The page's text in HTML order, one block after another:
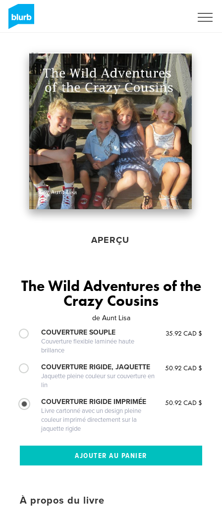
APERÇU
The Wild Adventures of the
Crazy Cousins
de Aunt Lisa
COUVERTURE SOUPLE
Couverture flexible laminée haute
brillance
35.92 CAD $
COUVERTURE RIGIDE, JAQUETTE
Jaquette pleine couleur sur couverture en
lin
50.92 CAD $
COUVERTURE RIGIDE IMPRIMÉE
Livre cartonné avec un design pleine
couleur imprimé directement sur la
jaquette rigide
50.92 CAD $
À propos du livre